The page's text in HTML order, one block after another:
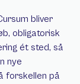
bliver
obligatorisk
ét sted, så
nye
forskellen på